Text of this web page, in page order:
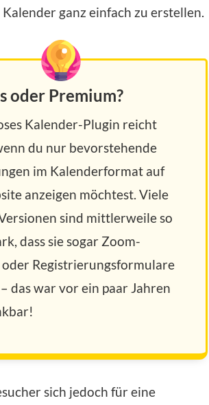
ganz einfach zu erstellen.
oder Premium?
Kalender-Plugin reicht
du nur bevorstehende
im Kalenderformat auf
anzeigen möchtest. Viele
sind mittlerweile so
dass sie sogar Zoom-
Registrierungsformulare
das war vor ein paar Jahren
sich jedoch für eine